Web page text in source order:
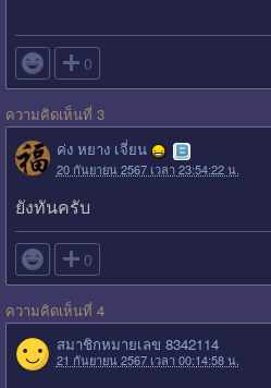
 0
ความคิดเห็นที่ 3
ค่ง หยาง เจี่ยน
20 กันยายน 2567 เวลา 23:54:22 น.
ยังทันครับ
 0
ความคิดเห็นที่ 4
สมาชิกหมายเลข 8342114
21 กันยายน 2567 เวลา 00:14:58 น.